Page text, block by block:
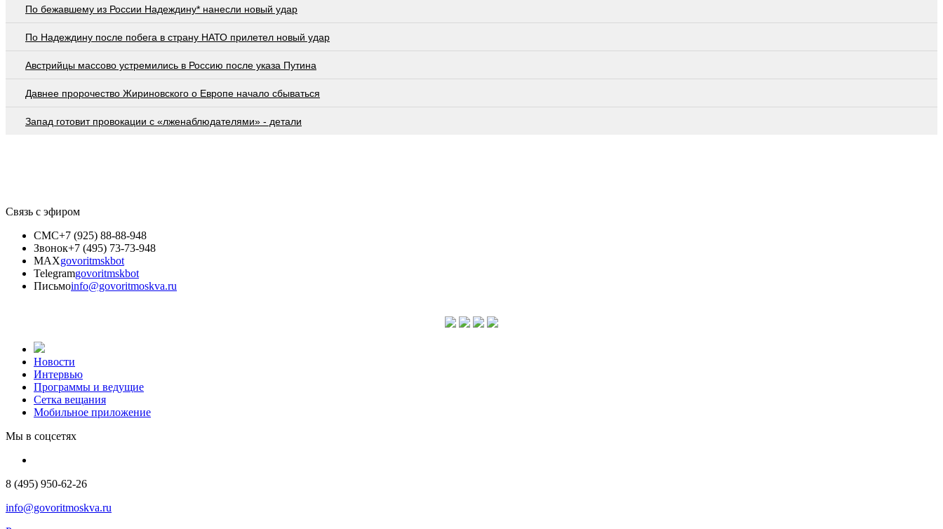
По бежавшему из России Надеждину* нанесли новый удар
По Надеждину после побега в страну НАТО прилетел новый удар
Австрийцы массово устремились в Россию после указа Путина
Давнее пророчество Жириновского о Европе начало сбываться
Запад готовит провокации с «лженаблюдателями» - детали
Связь с эфиром
СМС+7 (925) 88-88-948
Звонок+7 (495) 73-73-948
MAXgovoritmskbot
Telegramgovoritmskbot
Письмоinfo@govoritmoskva.ru
Новости
Интервью
Программы и ведущие
Сетка вещания
Мобильное приложение
Мы в соцсетях
8 (495) 950-62-26
info@govoritmoskva.ru